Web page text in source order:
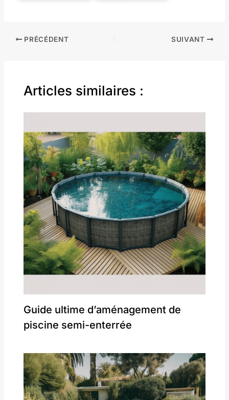
PRÉCÉDENT SUIVANT
Articles similaires :
Guide ultime d’aménagement de
piscine semi-enterrée